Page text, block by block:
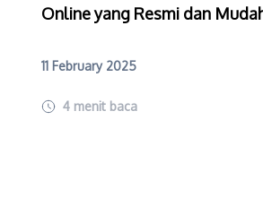
Online yang Resmi dan
11 February 2025
4 menit baca